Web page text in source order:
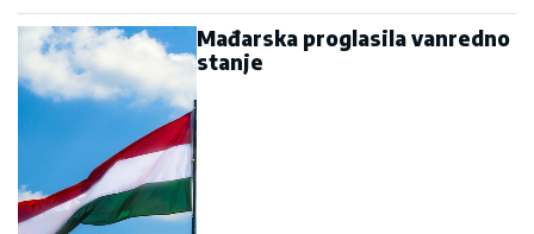
Mađarska proglasila vanredno
stanje